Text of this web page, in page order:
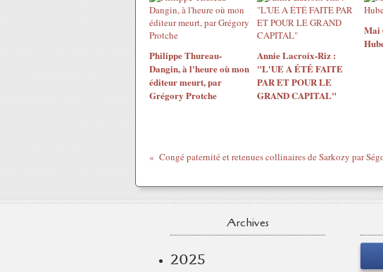
Philippe Thureau-
Dangin, à l'heure où mon
éditeur meurt, par
Grégory Protche
Annie Lacroix-Riz :
"L'UE A ÉTÉ FAITE
PAR ET POUR LE
GRAND CAPITAL"
Mai
Archives
2025